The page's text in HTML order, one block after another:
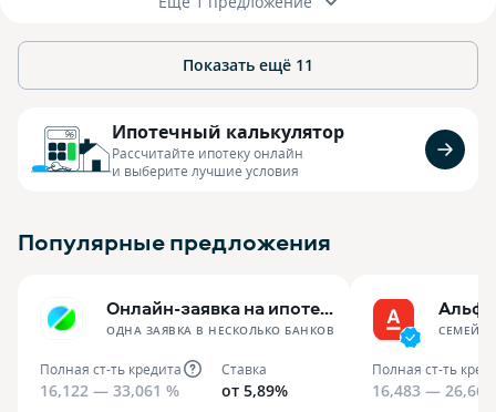
Показать ещё 11
Ипотечный калькулятор
Рассчитайте ипотеку онлайн
и выберите лучшие условия
Популярные предложения
Онлайн-заявка на ипотеку
ОДНА ЗАЯВКА В НЕСКОЛЬКО БАНКОВ
Полная ст-ть кредита
16,122 — 33,061 %
Ставка
от 5,89%
Полная ст-ть
16,483 — 26,667